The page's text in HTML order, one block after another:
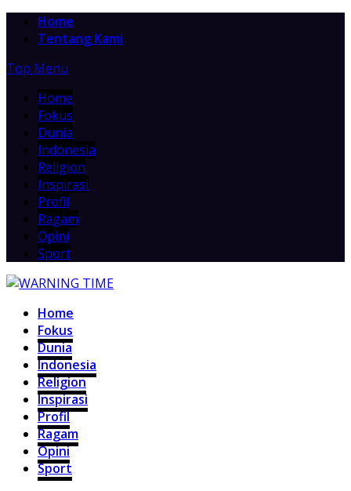
Home
Tentang Kami
Top Menu
Home
Fokus
Dunia
Indonesia
Religion
Inspirasi
Profil
Ragam
Opini
Sport
Home
Fokus
Dunia
Indonesia
Religion
Inspirasi
Profil
Ragam
Opini
Sport